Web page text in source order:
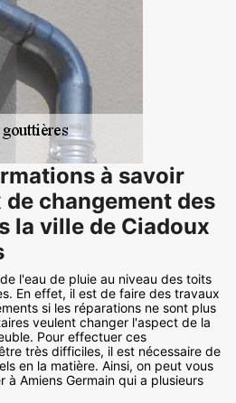
à savoir
changement des
la ville de Ciadoux
l'eau de pluie au niveau des toits
En effet, il est de faire des travaux
si les réparations ne sont plus
veulent changer l'aspect de la
Pour effectuer ces
très difficiles, il est nécessaire de
en la matière. Ainsi, on peut vous
à Amiens Germain qui a plusieurs